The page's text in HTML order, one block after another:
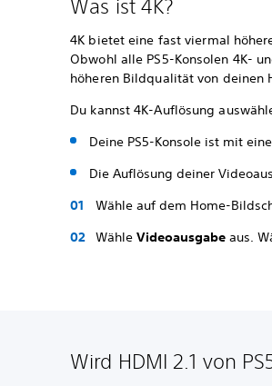
Was ist 4K?
4K bietet eine fast viermal
Obwohl alle PS5-Konsolen 4K-
höheren Bildqualität von deinen
Du kannst 4K-Auflösung
Deine PS5-Konsole ist mit
Die Auflösung deiner
Wähle auf dem Home-
WähleVideoausgabe aus.
Wird HDMI 2.1 von